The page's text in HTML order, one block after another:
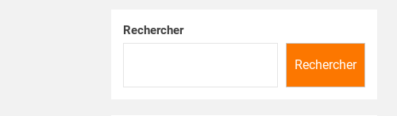
Rechercher
Rechercher